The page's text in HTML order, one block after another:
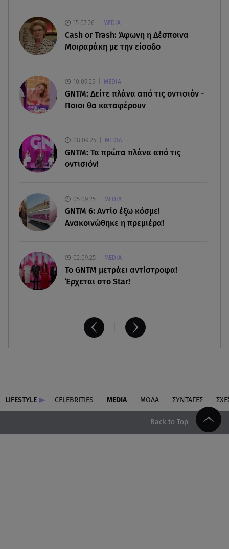
07.08.26 , 19:15
Συντάξεις Σεπτεμβρίου: Πότε θα μπουν τα
χρήματα στους λογαριασμούς
07.08.26 , 18:45
Φωτιά στο Στεφάνι Κορίνθου: Μήνυμα από το 112
- Σηκώθηκαν εναέρια μέσα
Έξοδος Αυγούστου: Στο 100% η πληρότητα για
Κυκλάδες
αποτελέσματα
15.07.26 MEDIA
Cash or Trash: Άφωνη η Δέσποινα
Μοιραράκη με την είσοδο
10.09.25 MEDIA
GNTM: Δείτε πλάνα από τις οντισιόν -
Ποιοι θα καταφέρουν
08.09.25 MEDIA
GNTM: Τα πρώτα πλάνα από τις
οντισιόν!
05.09.25 MEDIA
GNTM 6: Αντίο έξω κόσμε!
Ανακοινώθηκε η πρεμιέρα!
02.09.25 MEDIA
Το GNTM μετράει αντίστροφα!
Έρχεται στο Star!
LIFESTYLE CELEBRITIES MEDIA ΜΟΔΑ ΣΥΝΤΑΓΕΣ
Back to Top